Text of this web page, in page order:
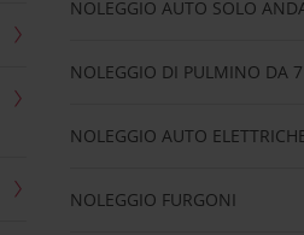
NOLEGGIO AUTO SOLO
NOLEGGIO DI PULMINO DA
NOLEGGIO AUTO
NOLEGGIO FURGONI